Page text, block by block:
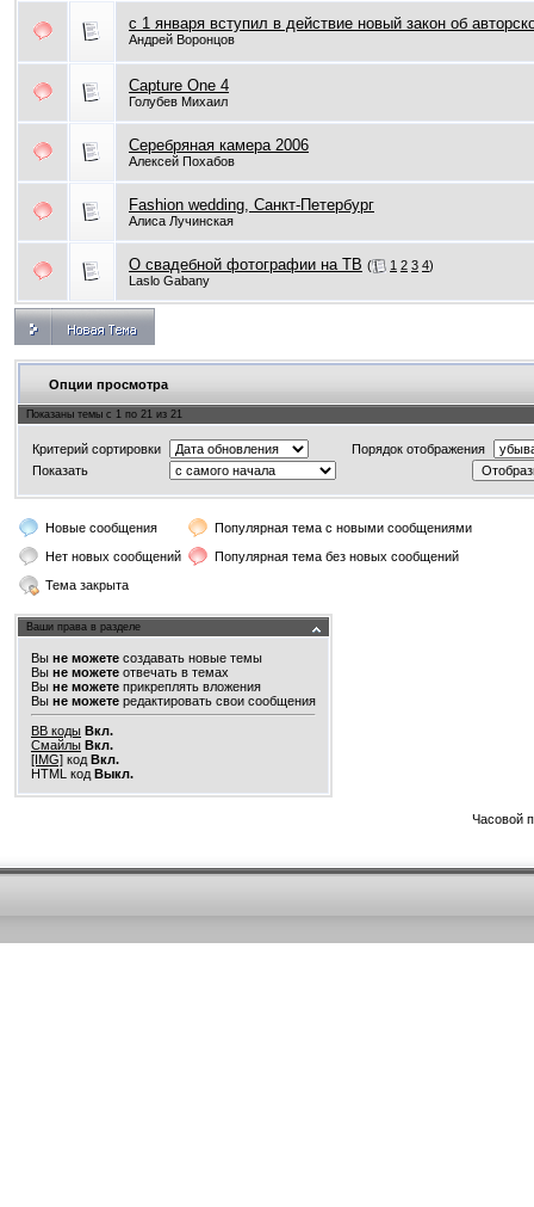
с 1 января вступил в действие новый закон об
Андрей Воронцов
Capture One 4
Голубев Михаил
Серебряная камера 2006
Алексей Похабов
Fashion wedding, Санкт-Петербург
Алиса Лучинская
О свадебной фотографии на ТВ ( 1 2 3 4)
Laslo Gabany
Опции просмотра
Показаны темы с 1 по 21 из 21
Критерий сортировки
Порядок отображения
Показать
Новые сообщения
Популярная тема с новыми сообщениями
Нет новых сообщений
Популярная тема без новых сообщений
Тема закрыта
Ваши права в разделе
Вы не можете создавать новые темы
Вы не можете отвечать в темах
Вы не можете прикреплять вложения
Вы не можете редактировать свои сообщения
BB коды Вкл.
Смайлы Вкл.
[IMG] код Вкл.
HTML код Выкл.
Часовой